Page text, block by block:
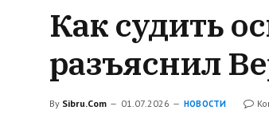
Как судить
разъяснил
By Sibru.Com 01.07.2026 НОВОСТИ